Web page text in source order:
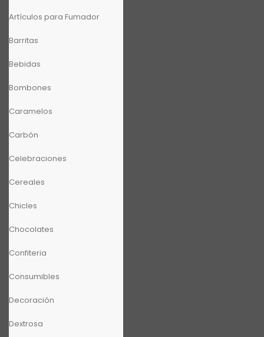
Artículos para Fumador
Barritas
Bebidas
Bombones
Caramelos
Carbón
Celebraciones
Cereales
Chicles
Chocolates
Confiteria
Consumibles
Decoración
Dextrosa